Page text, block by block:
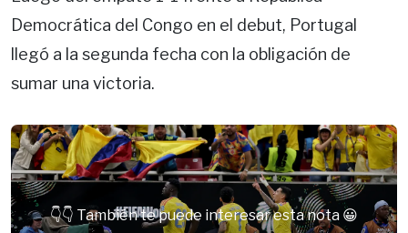
Democrática del Congo en el debut, Portugal
llegó a la segunda fecha con la obligación de
sumar una victoria.
👇👇 También te puede interesar esta nota 😀